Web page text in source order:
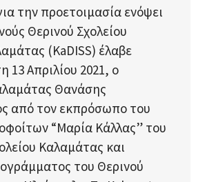
την προετοιμασία ενόψει
Θερινού Σχολείου
(KaDISS) έλαβε
13 Απριλίου 2021, ο
Θανάσης
από τον εκπρόσωπο του
“Μαρία Κάλλας” του
Καλαμάτας και
του Θερινού